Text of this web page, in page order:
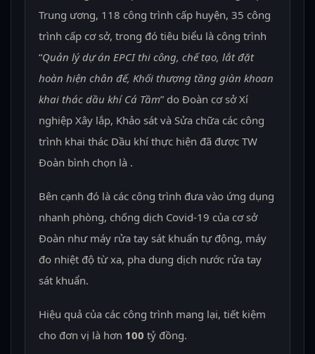
Trung ương, 118 công trình cấp huyện, 35 công
trình cấp cơ sở, trong đó tiêu biểu là công trình
“Quản lý dự án EPCI thi công, chế tạo, lắt đặt
hoàn hiện chân đế, Khối thượng tầng giàn khoan
khai thác dầu khí Cá Tầm” do Đoàn cơ sở Xí
nghiệp Xây lắp, Khảo sát và Sửa chữa các công
trình khai thác Dầu khí thực hiện đã được TW
Đoàn bình chọn là ­.
Bên cạnh đó là các công trình đưa vào ứng dụng
nhanh phòng, chống dịch Covid-19 của cơ sở
Đoàn như máy rửa tay sát khuẩn tự động, máy
đo nhiệt độ từ xa, pha dung dịch nước rửa tay
sát khuẩn.
Hiệu quả của các công trình mang lại, tiết kiệm
cho đơn vị là hơn 100 tỷ đồng.